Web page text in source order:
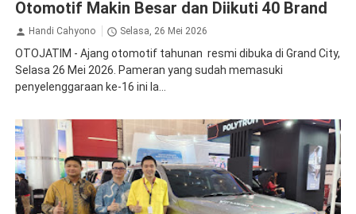
Otomotif Makin Besar dan Diikuti 40 Brand
Handi Cahyono Selasa, 26 Mei 2026
OTOJATIM - Ajang otomotif tahunan resmi dibuka di Grand City,
Selasa 26 Mei 2026. Pameran yang sudah memasuki
penyelenggaraan ke-16 ini la...